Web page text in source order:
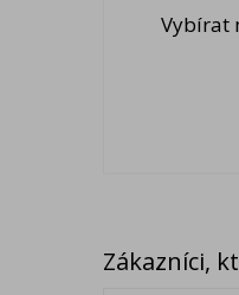
Vybírat
Zákazníci,